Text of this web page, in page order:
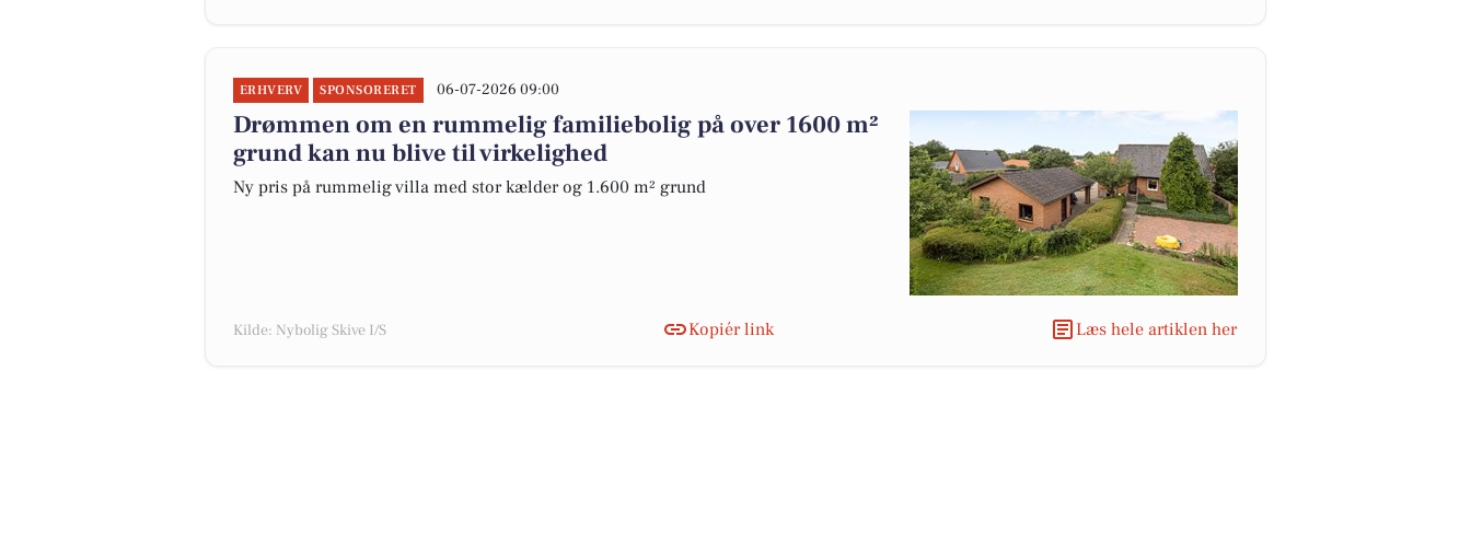
ERHVERV SPONSORERET 06-07-2026 09:00
Drømmen om en rummelig familiebolig på over 1600 m²
grund kan nu blive til virkelighed
Ny pris på rummelig villa med stor kælder og 1.600 m² grund
Kilde: Nybolig Skive I/S Kopiér link Læs hele artiklen her